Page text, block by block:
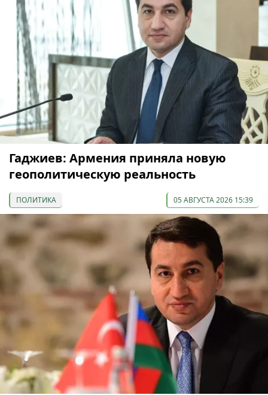
Гаджиев: Армения приняла новую
геополитическую реальность
ПОЛИТИКА 05 АВГУСТА 2026 15:39